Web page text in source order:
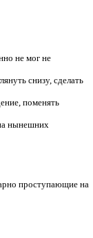
не мог не
снизу, сделать
поменять
нынешних
проступающие на